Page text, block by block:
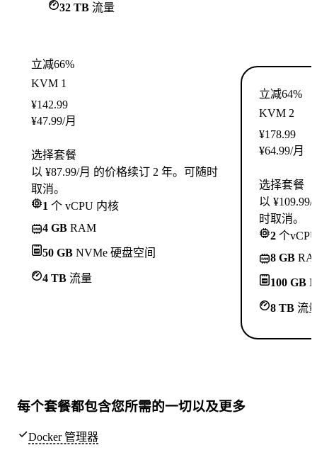
32 TB 流量
立减66%
KVM 1
¥142.99
¥47.99/月
选择套餐
以 ¥87.99/月 的价格续订 2 年。可随时
取消。
1 个 vCPU 内核
4 GB RAM
50 GB NVMe 硬盘空间
4 TB 流量
立减64%
KVM 2
¥178.99
¥64.99/月
选择套餐
以
时取消。
2 个
8 GB
100 GB
8 TB 流
每个套餐都包含您所需的一切以及更多
Docker 管理器